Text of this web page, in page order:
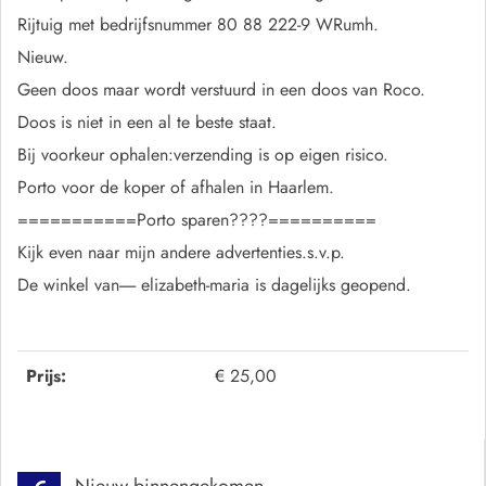
Prijs: € 25,00
Rijtuig met bedrijfsnummer 80 88 222-9 WRumh.
Nieuw.
Geen doos maar wordt verstuurd in een doos van Roco.
Doos is niet in een al te beste staat.
Bij voorkeur ophalen:verzending is op eigen risico.
Porto voor de koper of afhalen in Haarlem.
===========Porto sparen????==========
Kijk even naar mijn andere advertenties.s.v.p.
De winkel van----- elizabeth-maria is dagelijks geopend.